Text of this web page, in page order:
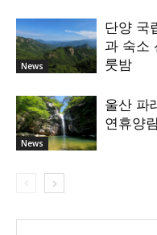
News
단양 국
과 숙소
룻밤
News
울산 파
연휴양